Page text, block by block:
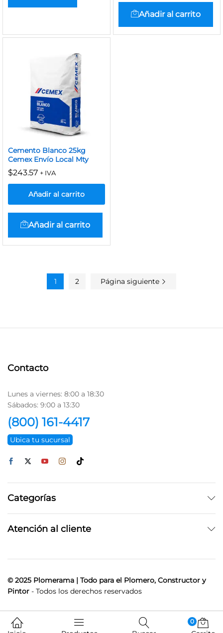
Añadir al carrito
Cemento Blanco 25kg
Cemex Envío Local Mty
$243.57 + IVA
Añadir al carrito
Añadir al carrito
1 2 Página siguiente
Contacto
Lunes a viernes: 8:00 a 18:30
Sábados: 9:00 a 13:30
(800) 161-4417
Ubica tu sucursal
Categorías
Atención al cliente
© 2025 Plomerama | Todo para el Plomero, Constructor y
Pintor - Todos los derechos reservados
0